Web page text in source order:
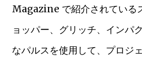
Magazine で紹介されている
ョッパー、グリッチ、インパ
なパルスを使用して、プロジ